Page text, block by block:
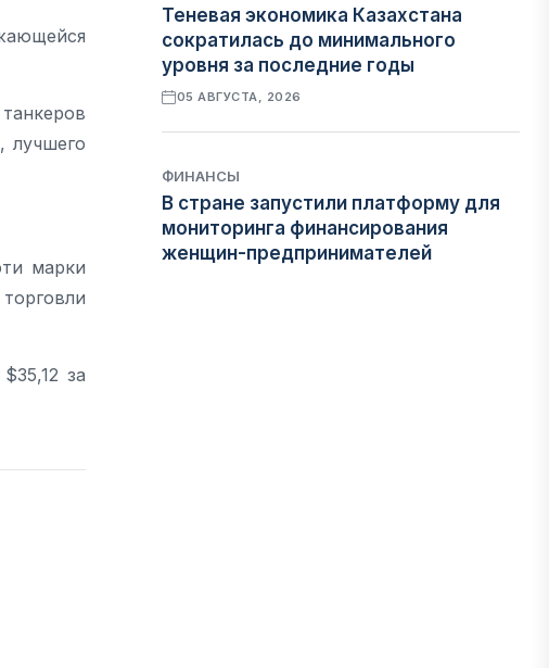
лучшего
марки
за
Теневая экономика Казахстана
сократилась до минимального
уровня за последние годы
05 АВГУСТА, 2026
ФИНАНСЫ
В стране запустили платформу для
мониторинга финансирования
женщин-предпринимателей